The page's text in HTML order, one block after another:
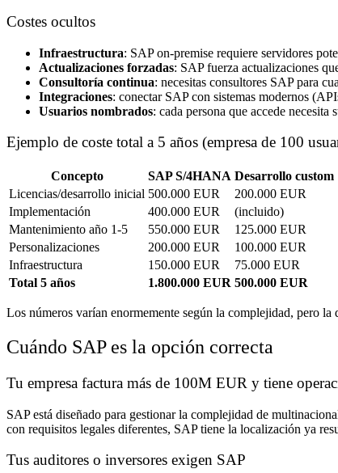
Costes ocultos
Infraestructura: SAP on-premise requiere servidores
Actualizaciones forzadas: SAP fuerza actualizaciones
Consultoría continua: necesitas consultores SAP para
Integraciones: conectar SAP con sistemas modernos
Usuarios nombrados: cada persona que accede
Ejemplo de coste total a 5 años (empresa de 100
Concepto SAP S/4HANA Desarrollo custom
Licencias/desarrollo inicial 500.000 EUR
200.000 EUR
Implementación
400.000 EUR
(incluido)
Mantenimiento año 1-5
550.000 EUR
125.000 EUR
Personalizaciones
200.000 EUR
100.000 EUR
Infraestructura
150.000 EUR
75.000 EUR
Total 5 años
1.800.000 EUR 500.000 EUR
Los números varían enormemente según la complejidad, pero
Cuándo SAP es la opción correcta
Tu empresa factura más de 100M EUR y tiene
SAP está diseñado para gestionar la complejidad de
con requisitos legales diferentes, SAP tiene la localización ya
Tus auditores o inversores exigen SAP